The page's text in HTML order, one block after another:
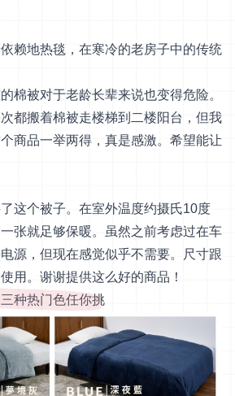
赖地热毯，在寒冷的老房子中的传统
棉被对于老龄长辈来说也变得危险。
都搬着棉被走楼梯到二楼阳台，但我
商品一举两得，真是感激。希望能让
这个被子。在室外温度约摄氏10度
张就足够保暖。虽然之前考虑过在车
源，但现在感觉似乎不需要。尺寸跟
用。谢谢提供这么好的商品！
种热门色任你挑